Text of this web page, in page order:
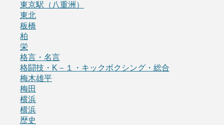
東京駅（八重洲）
東北
板橋
柏
栄
格言・名言
格闘技・K－１・キックボクシング・総合
梅木雄平
梅田
横浜
横浜
歴史